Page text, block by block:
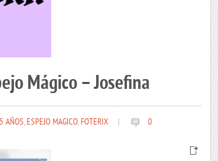
Mágico – Josefina
AÑOS,ESPEJO MAGICO,FOTERIX 0